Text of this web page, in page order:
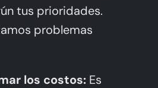
tus prioridades.
problemas
los costos:Es